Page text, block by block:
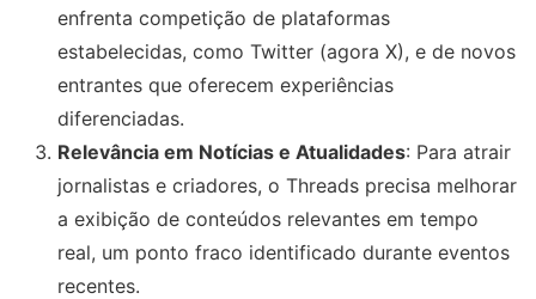
enfrenta competição de plataformas
estabelecidas, como Twitter (agora X), e de novos
entrantes que oferecem experiências
diferenciadas.
Relevância em Notícias e Atualidades: Para atrair
jornalistas e criadores, o Threads precisa melhorar
a exibição de conteúdos relevantes em tempo
real, um ponto fraco identificado durante eventos
recentes.